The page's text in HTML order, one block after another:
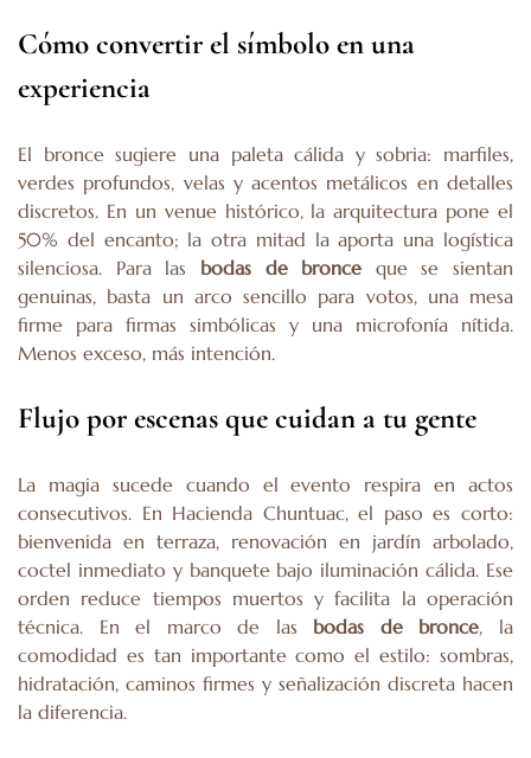
Cómo convertir el símbolo en una
experiencia
El bronce sugiere una paleta cálida y sobria: marfiles,
verdes profundos, velas y acentos metálicos en detalles
discretos. En un venue histórico, la arquitectura pone el
50% del encanto; la otra mitad la aporta una logística
silenciosa. Para las bodas de bronce que se sientan
genuinas, basta un arco sencillo para votos, una mesa
firme para firmas simbólicas y una microfonía nítida.
Menos exceso, más intención.
Flujo por escenas que cuidan a tu gente
La magia sucede cuando el evento respira en actos
consecutivos. En Hacienda Chuntuac, el paso es corto:
bienvenida en terraza, renovación en jardín arbolado,
coctel inmediato y banquete bajo iluminación cálida. Ese
orden reduce tiempos muertos y facilita la operación
técnica. En el marco de las bodas de bronce, la
comodidad es tan importante como el estilo: sombras,
hidratación, caminos firmes y señalización discreta hacen
la diferencia.